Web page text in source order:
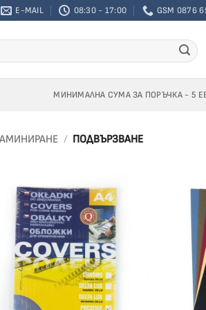
E-MAIL 08:30 - 17:00 GSM 0876
МИНИМАЛНА СУМА ЗА ПОРЪЧКА - 5
/ ПОДВЪРЗВАНЕ